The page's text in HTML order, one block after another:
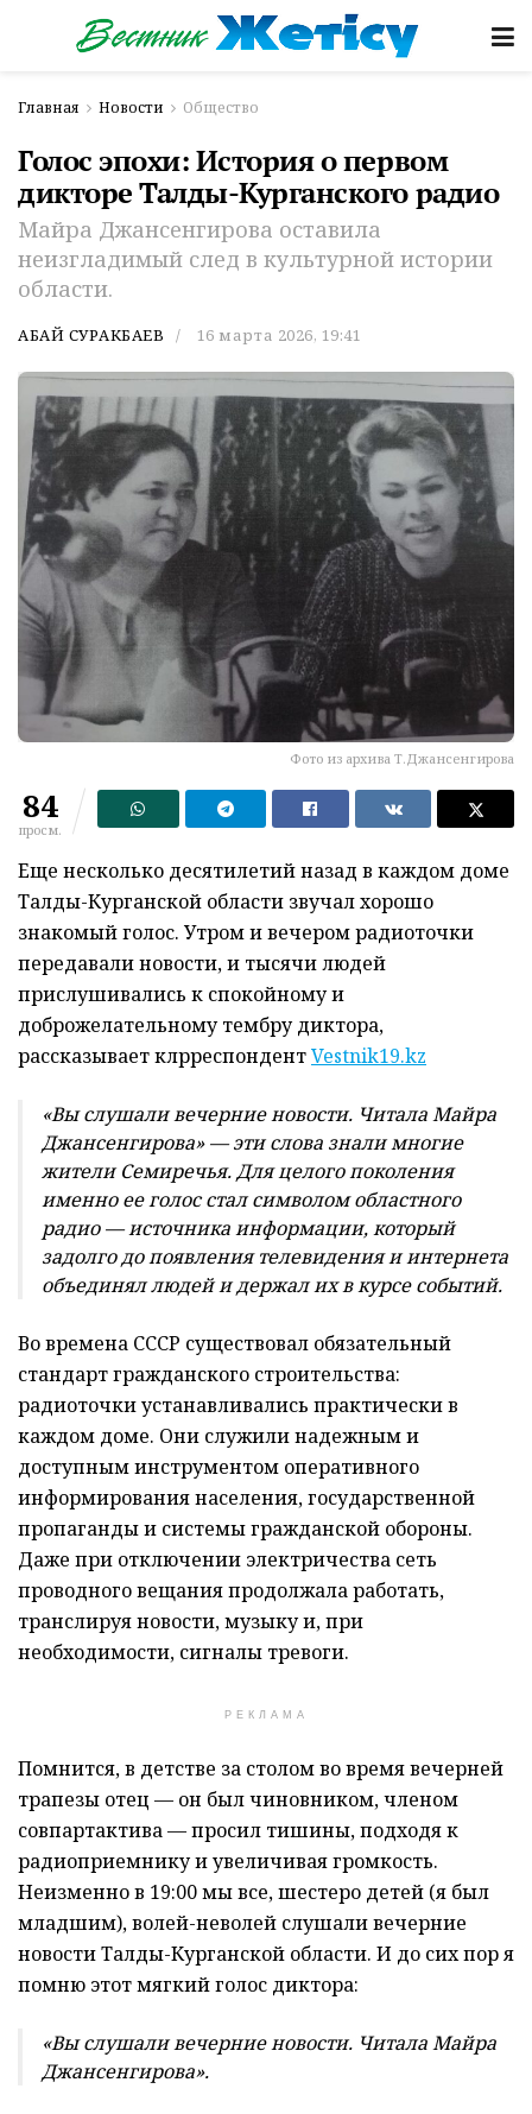
Главная Новости Общество
Голос эпохи: История о первом
дикторе Талды-Курганского радио
Майра Джансенгирова оставила
неизгладимый след в культурной истории
области.
АБАЙ СУРАКБАЕВ 16 марта 2026, 19:41
Фото из архива Т.Джансенгирова
84
просм.
Еще несколько десятилетий назад в каждом доме
Талды-Курганской области звучал хорошо
знакомый голос. Утром и вечером радиоточки
передавали новости, и тысячи людей
прислушивались к спокойному и
доброжелательному тембру диктора,
рассказывает клрреспондентVestnik19.kz
«Вы слушали вечерние новости. Читала Майра
Джансенгирова» — эти слова знали многие
жители Семиречья. Для целого поколения
именно ее голос стал символом областного
радио — источника информации, который
задолго до появления телевидения и интернета
объединял людей и держал их в курсе событий.
Во времена СССР существовал обязательный
стандарт гражданского строительства:
радиоточки устанавливались практически в
каждом доме. Они служили надежным и
доступным инструментом оперативного
информирования населения, государственной
пропаганды и системы гражданской обороны.
Даже при отключении электричества сеть
проводного вещания продолжала работать,
транслируя новости, музыку и, при
необходимости, сигналы тревоги.
РЕКЛАМА
Помнится, в детстве за столом во время вечерней
трапезы отец — он был чиновником, членом
совпартактива — просил тишины, подходя к
радиоприемнику и увеличивая громкость.
Неизменно в 19:00 мы все, шестеро детей (я был
младшим), волей-неволей слушали вечерние
новости Талды-Курганской области. И до сих пор я
помню этот мягкий голос диктора:
«Вы слушали вечерние новости. Читала Майра
Джансенгирова».